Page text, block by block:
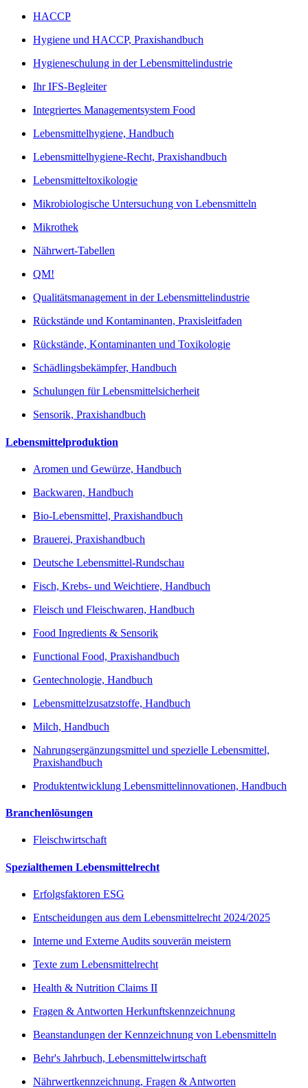
HACCP
Hygiene und HACCP, Praxishandbuch
Hygieneschulung in der Lebensmittelindustrie
Ihr IFS-Begleiter
Integriertes Managementsystem Food
Lebensmittelhygiene, Handbuch
Lebensmittelhygiene-Recht, Praxishandbuch
Lebensmitteltoxikologie
Mikrobiologische Untersuchung von Lebensmitteln
Mikrothek
Nährwert-Tabellen
QM!
Qualitätsmanagement in der Lebensmittelindustrie
Rückstände und Kontaminanten, Praxisleitfaden
Rückstände, Kontaminanten und Toxikologie
Schädlingsbekämpfer, Handbuch
Schulungen für Lebensmittelsicherheit
Sensorik, Praxishandbuch
Lebensmittelproduktion
Aromen und Gewürze, Handbuch
Backwaren, Handbuch
Bio-Lebensmittel, Praxishandbuch
Brauerei, Praxishandbuch
Deutsche Lebensmittel-Rundschau
Fisch, Krebs- und Weichtiere, Handbuch
Fleisch und Fleischwaren, Handbuch
Food Ingredients & Sensorik
Functional Food, Praxishandbuch
Gentechnologie, Handbuch
Lebensmittelzusatzstoffe, Handbuch
Milch, Handbuch
Nahrungsergänzungsmittel und spezielle Lebensmittel,
Praxishandbuch
Produktentwicklung Lebensmittelinnovationen, Handbuch
Branchenlösungen
Fleischwirtschaft
Spezialthemen Lebensmittelrecht
Erfolgsfaktoren ESG
Entscheidungen aus dem Lebensmittelrecht 2024/2025
Interne und Externe Audits souverän meistern
Texte zum Lebensmittelrecht
Health & Nutrition Claims II
Fragen & Antworten Herkunftskennzeichnung
Beanstandungen der Kennzeichnung von Lebensmitteln
Behr's Jahrbuch, Lebensmittelwirtschaft
Nährwertkennzeichnung, Fragen & Antworten